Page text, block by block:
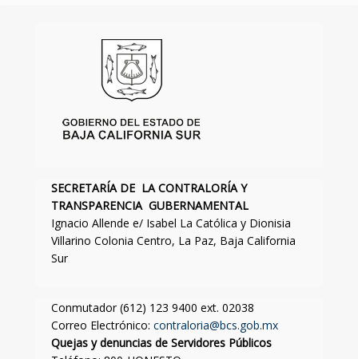
SECRETARÍA DE LA CONTRALORÍA Y
TRANSPARENCIA GUBERNAMENTAL
Ignacio Allende e/ Isabel La Católica y Dionisia
Villarino Colonia Centro, La Paz, Baja California
Sur
Conmutador (612) 123 9400 ext. 02038
Correo Electrónico: contraloria@bcs.gob.mx
Quejas y denuncias de Servidores Públicos